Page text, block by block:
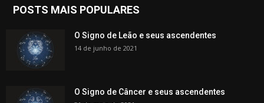
POSTS MAIS POPULARES
O Signo de Leão e seus ascendentes
14 de junho de 2021
O Signo de Câncer e seus ascendentes